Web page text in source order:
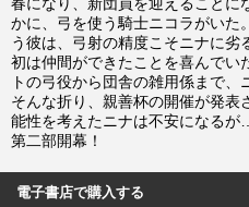
かに、弓を使う騎士ニコラがいた
う彼は、弓射の精度こそニナに
初は仲間ができたことを喜んでい
トの弓役から団舎の雑用係まで、
そんな折り、親善杯の開催が発表
能性を考えたニナは不安になる
第二部開幕！
電子書店で購入する